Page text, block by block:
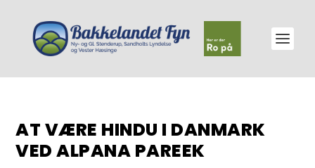
AT VÆRE HINDU I DANMARK
VED ALPANA PAREEK